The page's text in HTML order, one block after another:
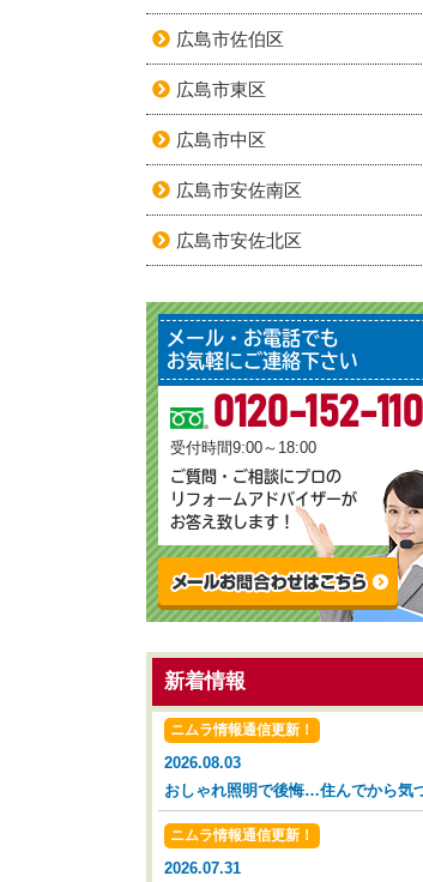
広島市佐伯区
広島市東区
広島市中区
広島市安佐南区
広島市安佐北区
メール・お電話でも
お気軽にご連絡下さい
0120-152-110
受付時間9:00～18:00
ご質問・ご相談にプロの
リフォームアドバイザーが
お答え致します！
新着情報
ニムラ情報通信更新！
2026.08.03
ニムラ情報通信更新！
2026.07.31